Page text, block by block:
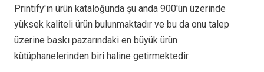
Printify'ın ürün kataloğunda şu anda 900'ün üzerinde
yüksek kaliteli ürün bulunmaktadır ve bu da onu talep
üzerine baskı pazarındaki en büyük ürün
kütüphanelerinden biri haline getirmektedir.